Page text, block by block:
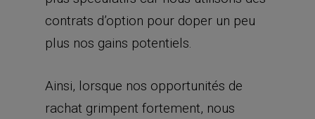
contrats d’option pour doper un peu
plus nos gains potentiels.
Ainsi, lorsque nos opportunités de
rachat grimpent fortement, nous